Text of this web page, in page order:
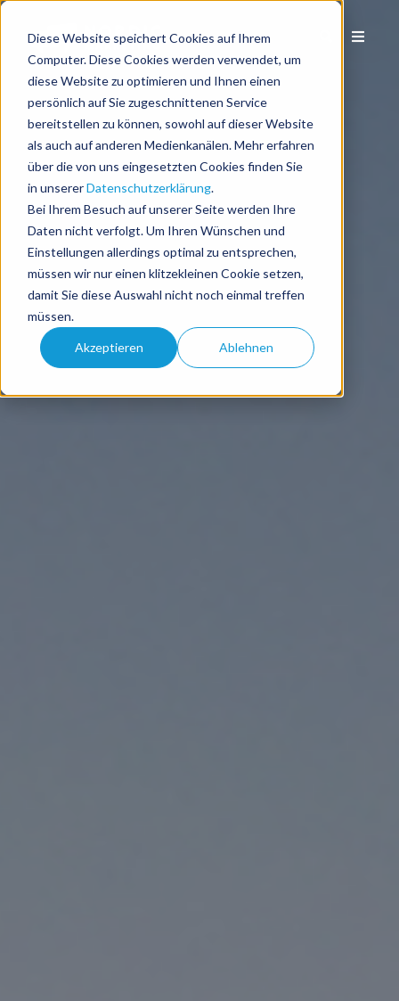
Diese Website speichert Cookies auf Ihrem
Computer. Diese Cookies werden verwendet, um
diese Website zu optimieren und Ihnen einen
persönlich auf Sie zugeschnittenen Service
bereitstellen zu können, sowohl auf dieser Website
als auch auf anderen Medienkanälen. Mehr erfahren
über die von uns eingesetzten Cookies finden Sie
in unsererDatenschutzerklärung.
Bei Ihrem Besuch auf unserer Seite werden Ihre
Daten nicht verfolgt. Um Ihren Wünschen und
Einstellungen allerdings optimal zu entsprechen,
müssen wir nur einen klitzekleinen Cookie setzen,
damit Sie diese Auswahl nicht noch einmal treffen
müssen.
Akzeptieren Ablehnen